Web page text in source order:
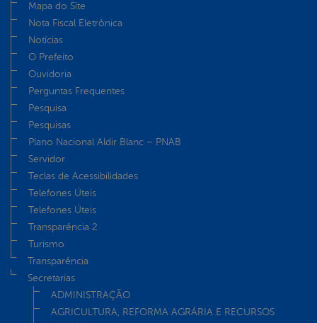
Mapa do Site
Nota Fiscal Eletrônica
Notícias
O Prefeito
Ouvidoria
Perguntas Frequentes
Pesquisa
Pesquisas
Plano Nacional Aldir Blanc – PNAB
Servidor
Teclas de Acessibilidades
Telefones Úteis
Telefones Úteis
Transparência 2
Turismo
Transparência
Secretarias
ADMINISTRAÇÃO
AGRICULTURA, REFORMA AGRÁRIA E RECURSOS